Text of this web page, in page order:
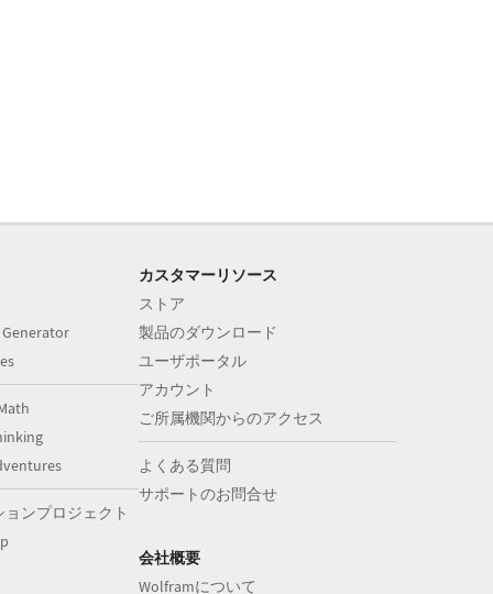
ンプロジェクト
カスタマーリソース
ストア
製品のダウンロード
ユーザポータル
アカウント
ご所属機関からのアクセス
よくある質問
サポートのお問合せ
会社概要
Wolframについて